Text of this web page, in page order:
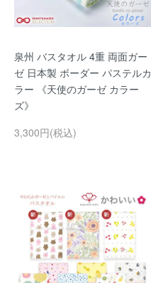
泉州 バスタオル 4重 両面ガー
ゼ 日本製 ボーダー パステルカ
ラー 《天使のガーゼ カラー
ズ》
3,300円(税込)